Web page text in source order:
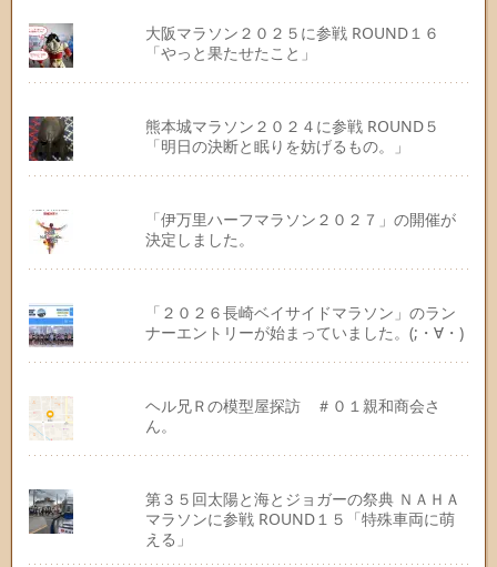
大阪マラソン２０２５に参戦 ROUND１６
「やっと果たせたこと」
熊本城マラソン２０２４に参戦 ROUND５
「明日の決断と眠りを妨げるもの。」
「伊万里ハーフマラソン２０２７」の開催が
決定しました。
「２０２６長崎ベイサイドマラソン」のラン
ナーエントリーが始まっていました。(;・∀・)
ヘル兄Ｒの模型屋探訪 ＃０１親和商会さ
ん。
第３５回太陽と海とジョガーの祭典 ＮＡＨＡ
マラソンに参戦 ROUND１５「特殊車両に萌
える」